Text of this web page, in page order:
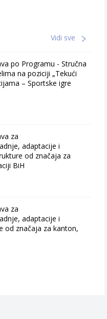
Vidi sve
po Programu - Stručna
na poziciji „Tekući
– Sportske igre
za
adaptacije i
od značaja za
BiH
za
adaptacije i
od značaja za kanton,